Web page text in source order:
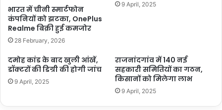
भारत में चीनी स्मार्टफोन
कंपनियों को झटका, OnePlus
Realme बिक्री हुई कमजोर
28 February, 2026
9 April, 2025
दमोह कांड के बाद खुली आंखें,
डॉक्टरों की डिग्री की होगी जांच
9 April, 2025
राजनांदगांव में 140 नई
सहकारी समितियों का गठन,
किसानों को मिलेगा लाभ
9 April, 2025